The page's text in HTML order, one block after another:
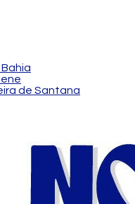
de Santana